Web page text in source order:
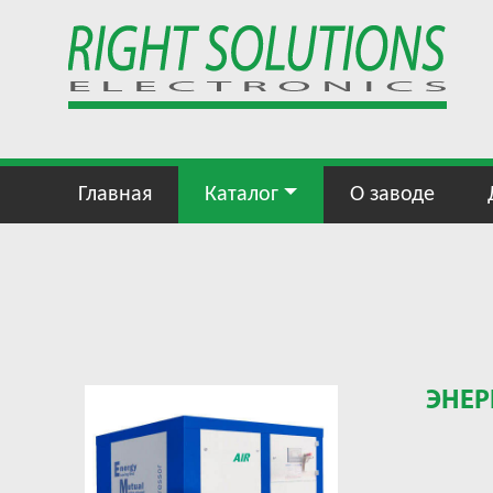
Главная Каталог О заводе